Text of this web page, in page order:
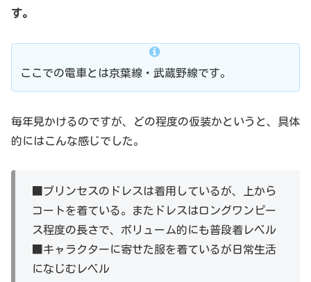
す。
ここでの電車とは京葉線・武蔵野線です。
毎年見かけるのですが、どの程度の仮装かというと、具体
的にはこんな感じでした。
■プリンセスのドレスは着用しているが、上から
コートを着ている。またドレスはロングワンピー
ス程度の長さで、ボリューム的にも普段着レベル
■キャラクターに寄せた服を着ているが日常生活
になじむレベル